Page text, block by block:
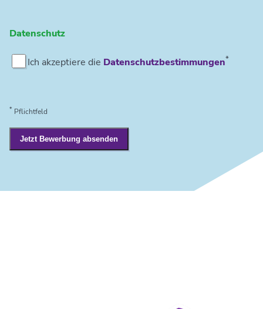
Datenschutz
Ich akzeptiere die Datenschutzbestimmungen*
* Pflichtfeld
Jetzt Bewerbung absenden